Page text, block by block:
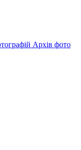
Архів фото